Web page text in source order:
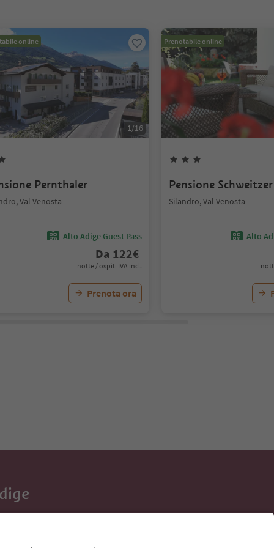
online
1/16
Pernthaler
Val Venosta
Alto Adige Guest Pass
Da 122€
notte / ospiti IVA incl.
Prenota ora
Prenotabile online
Pensione Schweitzer
Silandro, Val Venosta
Alto